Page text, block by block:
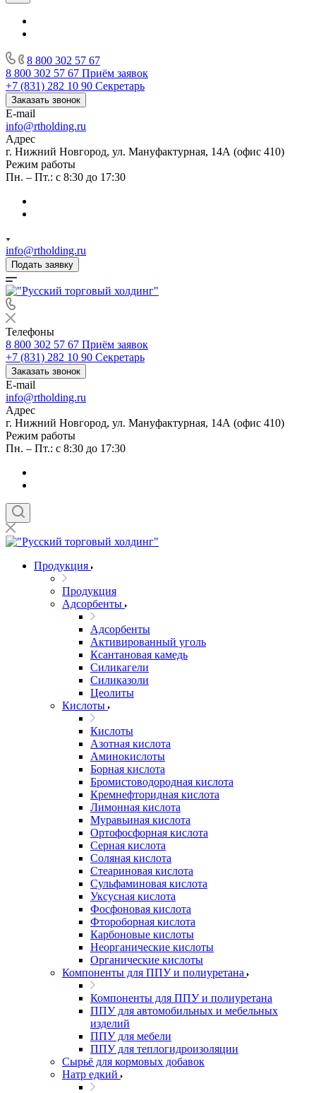
8 800 302 57 67
8 800 302 57 67 Приём заявок
+7 (831) 282 10 90 Секретарь
Заказать звонок
E-mail
info@rtholding.ru
Адрес
г. Нижний Новгород, ул. Мануфактурная, 14А (офис 410)
Режим работы
Пн. – Пт.: с 8:30 до 17:30
info@rtholding.ru
Подать заявку
Телефоны
8 800 302 57 67 Приём заявок
+7 (831) 282 10 90 Секретарь
Заказать звонок
E-mail
info@rtholding.ru
Адрес
г. Нижний Новгород, ул. Мануфактурная, 14А (офис 410)
Режим работы
Пн. – Пт.: с 8:30 до 17:30
Продукция
Продукция
Адсорбенты
Адсорбенты
Активированный уголь
Ксантановая камедь
Силикагели
Силиказоли
Цеолиты
Кислоты
Кислоты
Азотная кислота
Аминокислоты
Борная кислота
Бромистоводородная кислота
Кремнефторидная кислота
Лимонная кислота
Муравьиная кислота
Ортофосфорная кислота
Серная кислота
Соляная кислота
Стеариновая кислота
Сульфаминовая кислота
Уксусная кислота
Фосфоновая кислота
Фтороборная кислота
Карбоновые кислоты
Неорганические кислоты
Органические кислоты
Компоненты для ППУ и полиуретана
Компоненты для ППУ и полиуретана
ППУ для автомобильных и мебельных
изделий
ППУ для мебели
ППУ для теплогидроизоляции
Сырьё для кормовых добавок
Натр едкий